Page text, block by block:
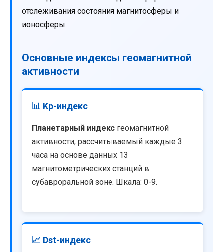
отслеживания состояния магнитосферы и
ионосферы.
Основные индексы геомагнитной
активности
📊 Kp-индекс
Планетарный индекс геомагнитной
активности, рассчитываемый каждые 3
часа на основе данных 13
магнитометрических станций в
субавроральной зоне. Шкала: 0-9.
📈 Dst-индекс